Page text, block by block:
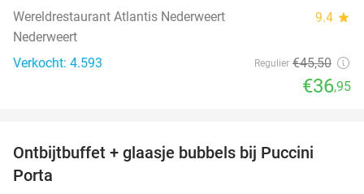
Wereldrestaurant Atlantis Nederweert 9.4 star
Nederweert
Verkocht: 4.593
Regulier €45,50
€36,95
Ontbijtbuffet + glaasje bubbels bij Puccini
Porta